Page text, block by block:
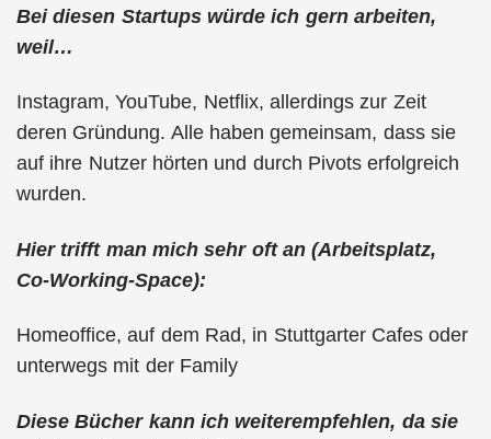
Bei diesen Startups würde ich gern arbeiten,
weil…
Instagram, YouTube, Netflix, allerdings zur Zeit
deren Gründung. Alle haben gemeinsam, dass sie
auf ihre Nutzer hörten und durch Pivots erfolgreich
wurden.
Hier trifft man mich sehr oft an (Arbeitsplatz,
Co-Working-Space):
Homeoffice, auf dem Rad, in Stuttgarter Cafes oder
unterwegs mit der Family
Diese Bücher kann ich weiterempfehlen, da sie